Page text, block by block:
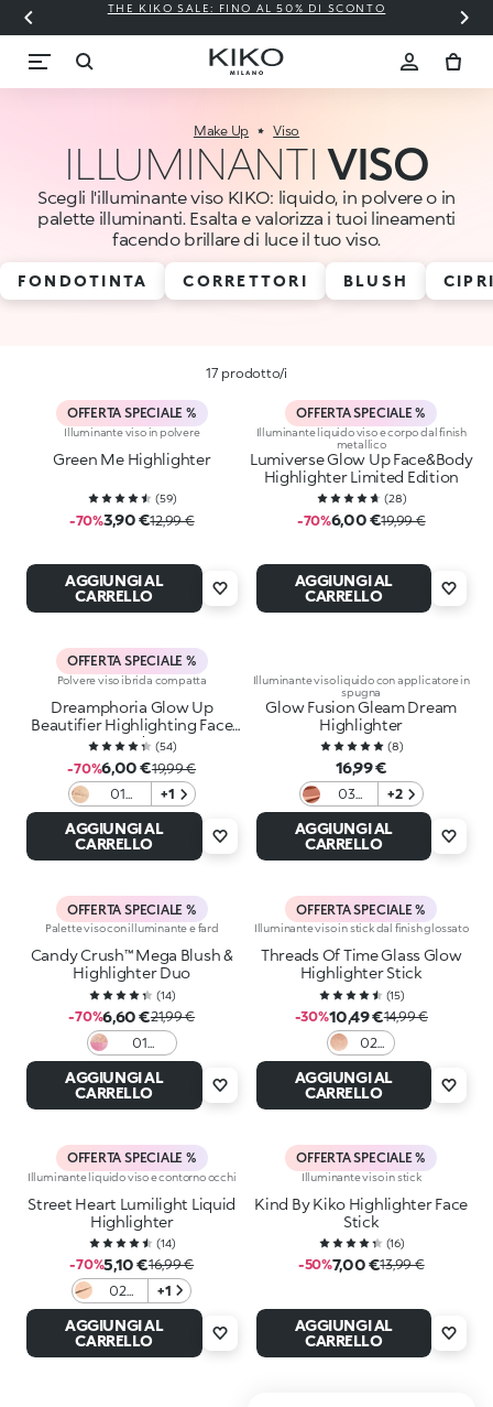
THE KIKO SALE: FINO AL 50% DI SCONTO
Make Up Viso
ILLUMINANTI VISO
Scegli l'illuminante viso KIKO: liquido, in polvere o in
palette illuminanti. Esalta e valorizza i tuoi lineamenti
facendo brillare di luce il tuo viso.
FONDOTINTA CORRETTORI BLUSH
17 prodotto/i
OFFERTA SPECIALE %
Illuminante viso in polvere
Green Me Highlighter
(59)
-70%3,90 €12,99 €
AGGIUNGI AL
CARRELLO
OFFERTA SPECIALE %
Illuminante liquido viso e corpo dal finish
metallico
Lumiverse Glow Up Face&Body
Highlighter Limited Edition
(28)
-70%6,00 €19,99 €
AGGIUNGI AL
CARRELLO
OFFERTA SPECIALE %
Polvere viso ibrida compatta
Dreamphoria Glow Up
Beautifier Highlighting Face
Powder(54)
-70%6,00 €19,99 €
01
Golden
Dreams
+1
AGGIUNGI AL
CARRELLO
Illuminante viso liquido con applicatore in
spugna
Glow Fusion Gleam Dream
Highlighter
(8)
16,99 €
03
Tequila
Sunset
+2
AGGIUNGI AL
CARRELLO
OFFERTA SPECIALE %
Palette viso con illuminante e fard
Candy Crush™ Mega Blush &
Highlighter Duo
(14)
-70%6,60 €21,99 €
01
Beaming
Bliss
AGGIUNGI AL
CARRELLO
OFFERTA SPECIALE %
Illuminante viso in stick dal finish glossato
Threads Of Time Glass Glow
Highlighter Stick
(15)
-30%10,49 €14,99 €
02
Glass
Gold
AGGIUNGI AL
CARRELLO
OFFERTA SPECIALE %
Illuminante liquido viso e contorno occhi
Street Heart Lumilight Liquid
Highlighter
(14)
-70%5,10 €16,99 €
02
Holo
Honey​
+1
AGGIUNGI AL
CARRELLO
OFFERTA SPECIALE %
Illuminante viso in stick
Kind By Kiko Highlighter Face
Stick
(16)
-50%7,00 €13,99 €
AGGIUNGI AL
CARRELLO